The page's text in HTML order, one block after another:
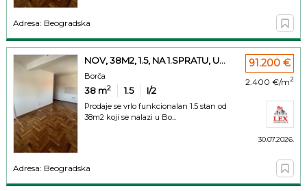
Adresa: Beogradska
NOV, 38M2, 1.5, NA 1.SPRATU, U...
Borča
38 m2 1.5 I/2
Prodaje se vrlo funkcionalan 1.5 stan od
38m2 koji se nalazi u Bo...
91.200 €
2.400 €/m2
30.07.2026.
Adresa: Beogradska